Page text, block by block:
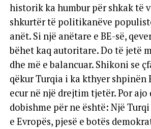
historik ka humbur për shkak të
shkurtër të politikanëve
anët. Si një anëtare e BE-së,
bëhet kaq autoritare. Do të jetë
dhe më e balancuar. Shikoni se
qëkur Turqia i ka kthyer shpinën
ecur në një drejtim tjetër. Por ajo
dobishme për ne është: Një
e Evropës, pjesë e botës